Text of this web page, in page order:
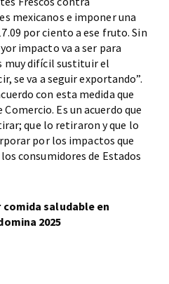
mexicanos e imponer una
por ciento a ese fruto. Sin
impacto va a ser para
muy difícil sustituir el
se va a seguir exportando”.
con esta medida que
Es un acuerdo que
que lo retiraron y que lo
por los impactos que
consumidores de Estados
saludable en
2025